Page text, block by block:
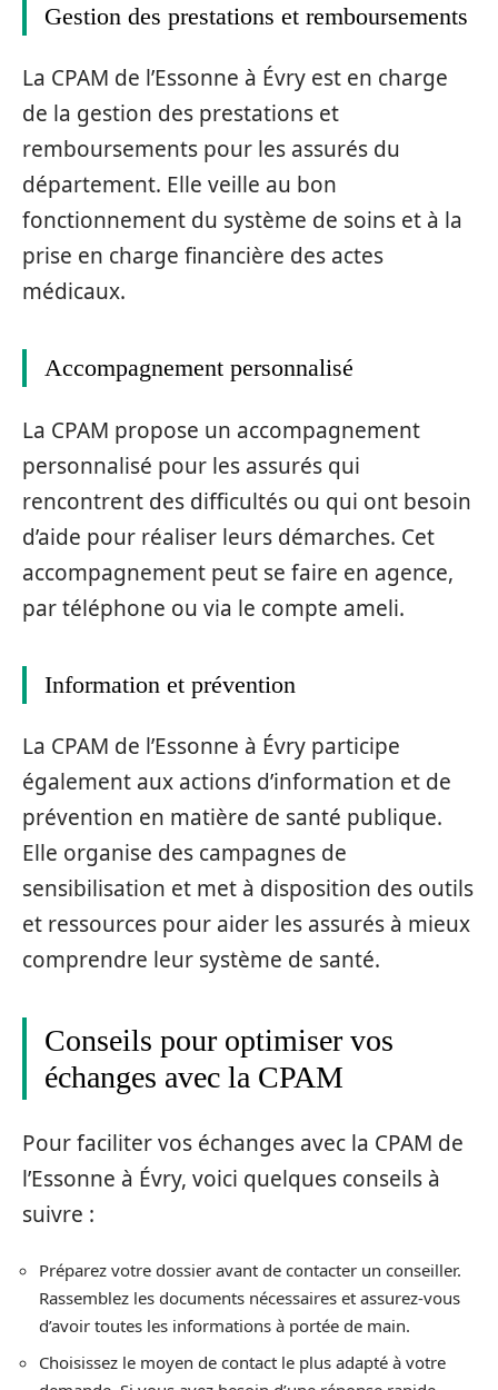
Gestion des prestations et remboursements
La CPAM de l’Essonne à Évry est en charge
de la gestion des prestations et
remboursements pour les assurés du
département. Elle veille au bon
fonctionnement du système de soins et à la
prise en charge financière des actes
médicaux.
Accompagnement personnalisé
La CPAM propose un accompagnement
personnalisé pour les assurés qui
rencontrent des difficultés ou qui ont besoin
d’aide pour réaliser leurs démarches. Cet
accompagnement peut se faire en agence,
par téléphone ou via le compte ameli.
Information et prévention
La CPAM de l’Essonne à Évry participe
également aux actions d’information et de
prévention en matière de santé publique.
Elle organise des campagnes de
sensibilisation et met à disposition des outils
et ressources pour aider les assurés à mieux
comprendre leur système de santé.
Conseils pour optimiser vos
échanges avec la CPAM
Pour faciliter vos échanges avec la CPAM de
l’Essonne à Évry, voici quelques conseils à
suivre :
Préparez votre dossier avant de contacter un conseiller.
Rassemblez les documents nécessaires et assurez-vous
d’avoir toutes les informations à portée de main.
Choisissez le moyen de contact le plus adapté à votre